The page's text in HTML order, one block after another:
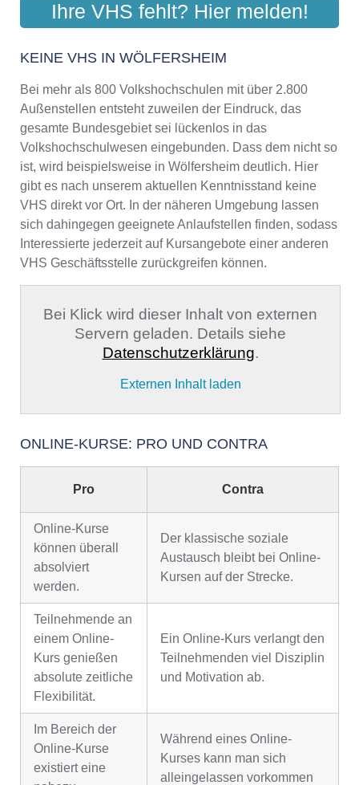
Ihre VHS fehlt? Hier melden!
KEINE VHS IN WÖLFERSHEIM
Bei mehr als 800 Volkshochschulen mit über 2.800
Außenstellen entsteht zuweilen der Eindruck, das
gesamte Bundesgebiet sei lückenlos in das
Volkshochschulwesen eingebunden. Dass dem nicht so
ist, wird beispielsweise in Wölfersheim deutlich. Hier
gibt es nach unserem aktuellen Kenntnisstand keine
VHS direkt vor Ort. In der näheren Umgebung lassen
sich dahingegen geeignete Anlaufstellen finden, sodass
Interessierte jederzeit auf Kursangebote einer anderen
VHS Geschäftsstelle zurückgreifen können.
Bei Klick wird dieser Inhalt von externen
Servern geladen. Details siehe
Datenschutzerklärung.
Externen Inhalt laden
ONLINE-KURSE: PRO UND CONTRA
Pro Contra
Online-Kurse
können überall
absolviert
werden.
Der klassische soziale
Austausch bleibt bei Online-
Kursen auf der Strecke.
Teilnehmende an
einem Online-
Kurs genießen
absolute zeitliche
Flexibilität.
Ein Online-Kurs verlangt den
Teilnehmenden viel Disziplin
und Motivation ab.
Im Bereich der
Online-Kurse
existiert eine
Während eines Online-
Kurses kann man sich
alleingelassen vorkommen